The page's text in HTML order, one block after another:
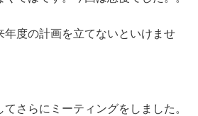
年度の計画を立てないといけませ
さらにミーティングをしました。